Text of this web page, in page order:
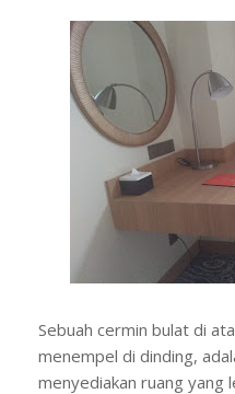
Sebuah cermin bulat di
menempel di dinding,
menyediakan ruang yang